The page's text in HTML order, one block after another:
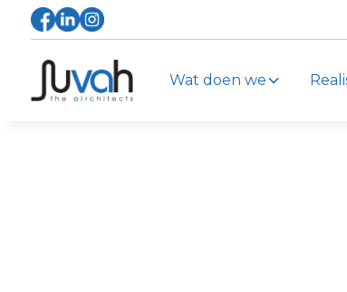
Wat doen we